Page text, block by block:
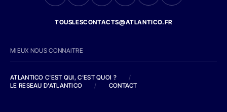
TOUSLESCONTACTS@ATLANTICO.FR
MIEUX NOUS CONNAITRE
ATLANTICO C'EST QUI, C'EST QUOI ?
/
LE RESEAU D'ATLANTICO
/ CONTACT